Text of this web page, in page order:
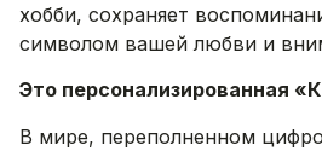
хобби, сохраняет
символом вашей любви и
Это персонализированная
В мире, переполненном